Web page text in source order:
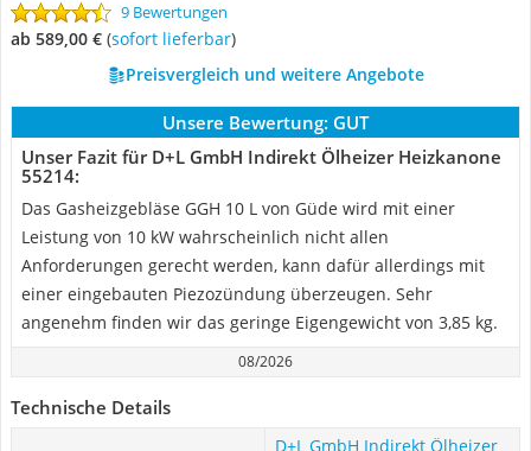
9 Bewertungen
ab 589,00 € ( Sofort lieferbar)
Preisvergleich und weitere Angebote
Unsere Bewertung: GUT
Unser Fazit für D+L GmbH Indirekt Ölheizer Heizkanone
55214:
Das Gasheizgebläse GGH 10 L von Güde wird mit einer
Leistung von 10 kW wahrscheinlich nicht allen
Anforderungen gerecht werden, kann dafür allerdings mit
einer eingebauten Piezozündung überzeugen. Sehr
angenehm finden wir das geringe Eigengewicht von 3,85 kg.
08/2026
Technische Details
D+L GmbH Indirekt Ölheizer